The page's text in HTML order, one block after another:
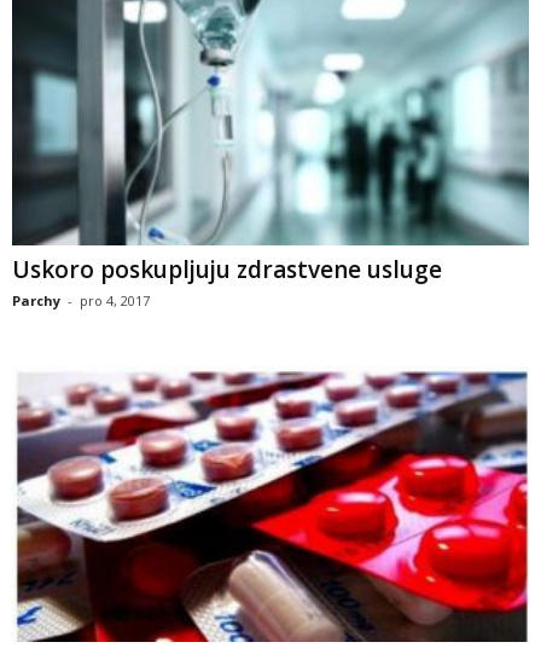
Uskoro poskupljuju zdrastvene usluge
Parchy - pro 4, 2017